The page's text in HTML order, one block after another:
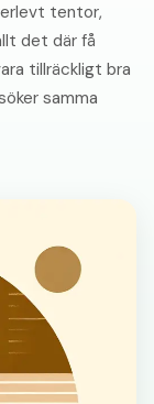
tentor,
det där få
tillräckligt bra
samma